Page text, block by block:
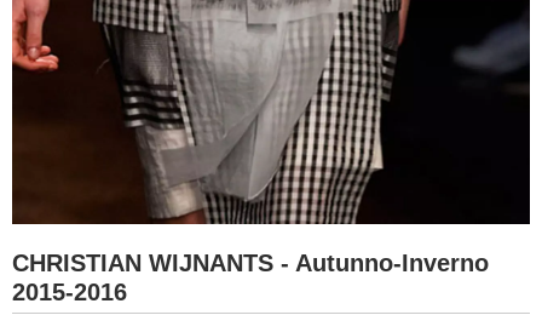
CHRISTIAN WIJNANTS - Autunno-Inverno
2015-2016